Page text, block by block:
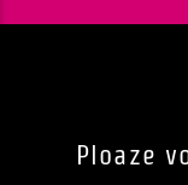
Ploaze